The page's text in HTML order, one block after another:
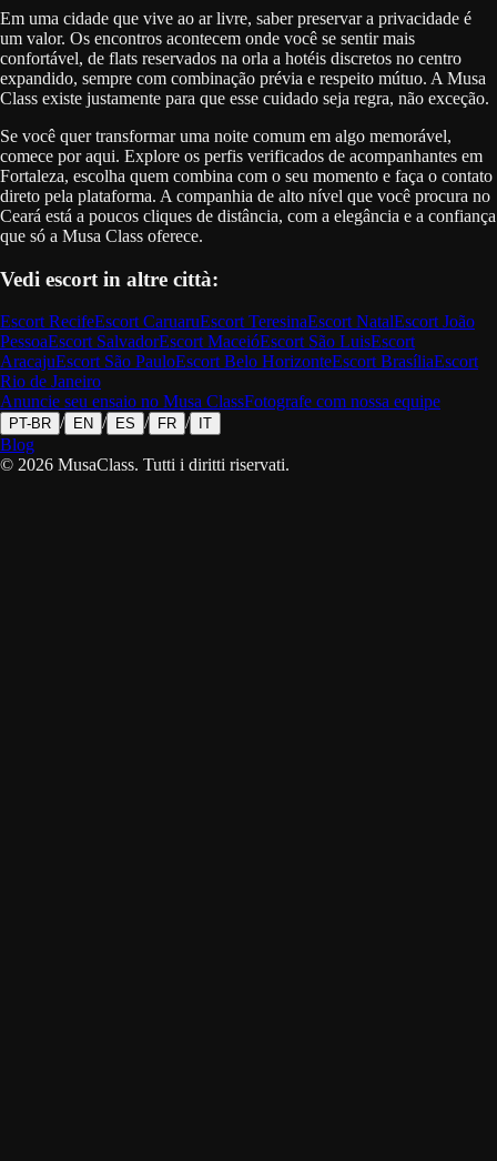
Em uma cidade que vive ao ar livre, saber preservar a privacidade é
um valor. Os encontros acontecem onde você se sentir mais
confortável, de flats reservados na orla a hotéis discretos no centro
expandido, sempre com combinação prévia e respeito mútuo. A Musa
Class existe justamente para que esse cuidado seja regra, não exceção.
Se você quer transformar uma noite comum em algo memorável,
comece por aqui. Explore os perfis verificados de acompanhantes em
Fortaleza, escolha quem combina com o seu momento e faça o contato
direto pela plataforma. A companhia de alto nível que você procura no
Ceará está a poucos cliques de distância, com a elegância e a confiança
que só a Musa Class oferece.
Vedi escort in altre città:
Escort RecifeEscort CaruaruEscort TeresinaEscort NatalEscort João
PessoaEscort SalvadorEscort MaceióEscort São LuisEscort
AracajuEscort São PauloEscort Belo HorizonteEscort BrasíliaEscort
Rio de Janeiro
Anuncie seu ensaio no Musa ClassFotografe com nossa equipe
PT-BR / EN / ES / FR / IT
Blog
© 2026 MusaClass. Tutti i diritti riservati.